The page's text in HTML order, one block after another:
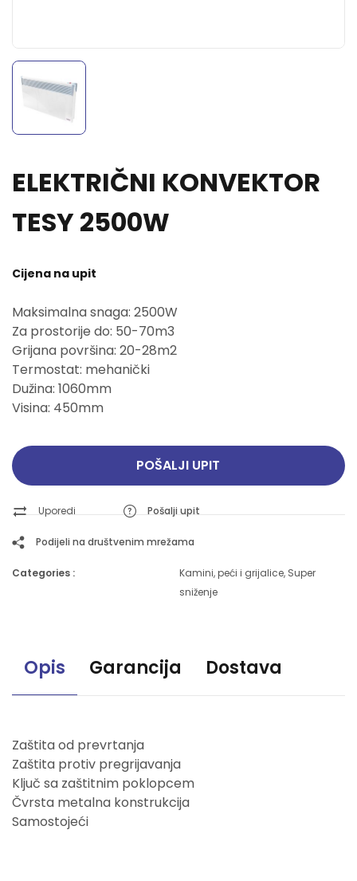
ELEKTRIČNI KONVEKTOR
TESY 2500W
Cijena na upit
Maksimalna snaga: 2500W
Za prostorije do: 50-70m3
Grijana površina: 20-28m2
Termostat: mehanički
Dužina: 1060mm
Visina: 450mm
POŠALJI UPIT
Uporedi Pošalji upit
Podijeli na društvenim mrežama
Categories : Kamini, peći i grijalice, Super
sniženje
Opis Garancija Dostava
Zaštita od prevrtanja
Zaštita protiv pregrijavanja
Ključ sa zaštitnim poklopcem
Čvrsta metalna konstrukcija
Samostojeći